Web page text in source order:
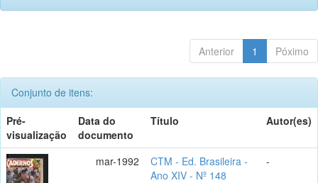
Anterior 1 Póximo
Conjunto de itens:
Pré-
visualização
Data do
documento
Título Autor(es)
mar-1992
CTM - Ed. Brasileira -
Ano XIV - Nº 148
-